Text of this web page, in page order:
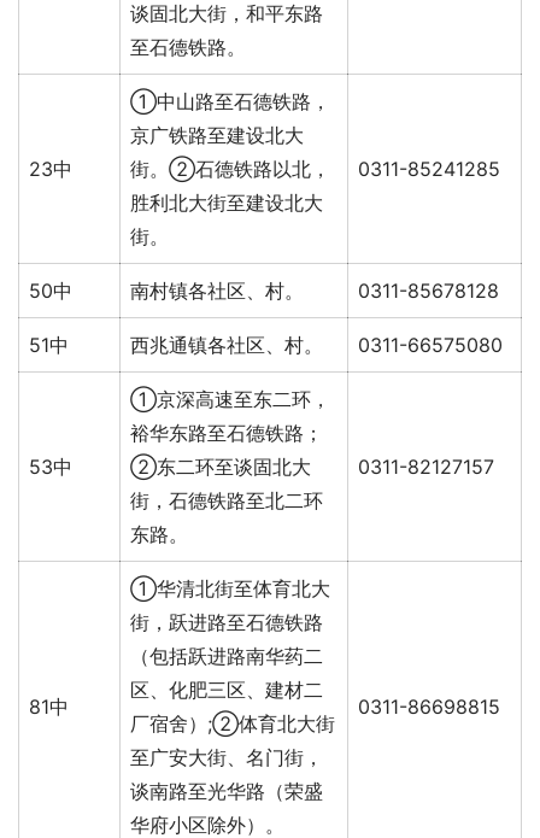
谈固北大街，和平东路
至石德铁路。
23中
①中山路至石德铁路，
京广铁路至建设北大
街。②石德铁路以北，
胜利北大街至建设北大
街。
0311-85241285
50中 南村镇各社区、村。 0311-85678128
51中 西兆通镇各社区、村。 0311-66575080
53中
①京深高速至东二环，
裕华东路至石德铁路；
②东二环至谈固北大
街，石德铁路至北二环
东路。
0311-82127157
81中
①华清北街至体育北大
街，跃进路至石德铁路
（包括跃进路南华药二
区、化肥三区、建材二
厂宿舍）;②体育北大街
至广安大街、名门街，
谈南路至光华路（荣盛
华府小区除外）。
0311-86698815